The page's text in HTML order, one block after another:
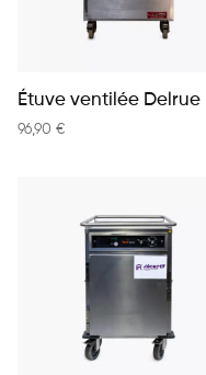
Étuve ventilée Delrue
96,90 €